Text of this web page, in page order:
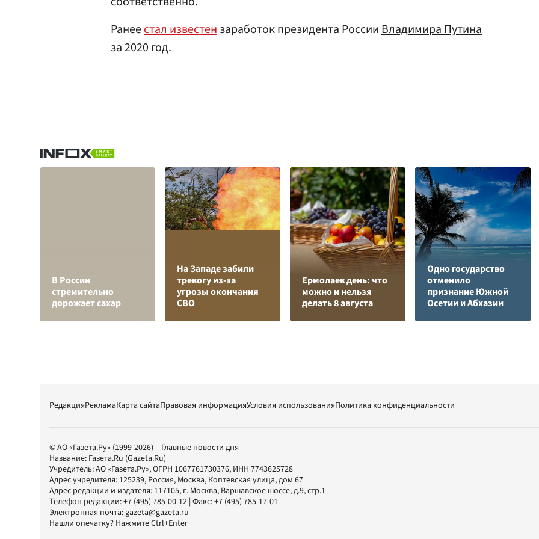
Ранеестал известензаработок президента РоссииВладимира Путина
за 2020 год.
В России
стремительно
дорожает сахар
На Западе забили
тревогу из-за
угрозы окончания
СВО
Ермолаев день: что
можно и нельзя
делать 8 августа
Одно государство
отменило
признание Южной
Осетии и Абхазии
РедакцияРекламаКарта сайтаПравовая информацияУсловия использованияПолитика конфиденциальности
© АО «Газета.Ру» (1999-2026) – Главные новости дня
Название: Газета.Ru (Gazeta.Ru)
Учредитель:АО «Газета.Ру», ОГРН 1067761730376, ИНН 7743625728
Адрес учредителя: 125239, Россия, Москва, Коптевская улица, дом 67
Адрес редакции и издателя: 117105, г. Москва, Варшавское шоссе, д.9, стр.1
Телефон редакции:+7 (495) 785-00-12 | Факс:+7 (495) 785-17-01
Электронная почта:gazeta@gazeta.ru
Нашли опечатку? Нажмите Ctrl+Enter